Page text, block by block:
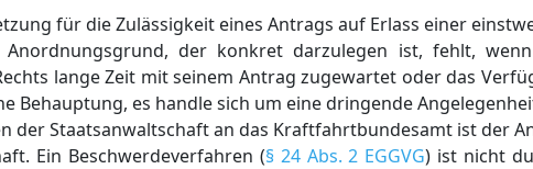
für die Zulässigkeit eines Antrags auf Erlass einer
Anordnungsgrund, der konkret darzulegen ist, fehlt,
lange Zeit mit seinem Antrag zugewartet oder das
Behauptung, es handle sich um eine dringende
der Staatsanwaltschaft an das Kraftfahrtbundesamt ist der
Ein Beschwerdeverfahren (§ 24 Abs. 2 EGGVG) ist nicht